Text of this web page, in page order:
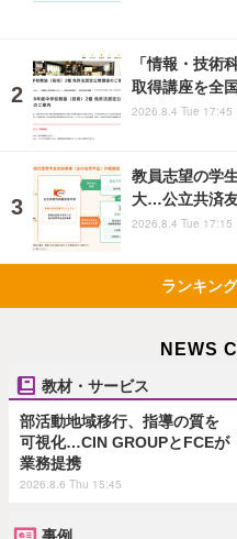
「情報・技術
取得講座を全
2026.8.4 Tue 17:45
教員志望の学
大…公立共済
2026.8.4 Tue 17:15
ランキン
NEWS
教材・サービス
部活動地域移行、指導の質を
可視化…CIN GROUPとFCEが
業務提携
2026.8.6 Thu 15:45
事例